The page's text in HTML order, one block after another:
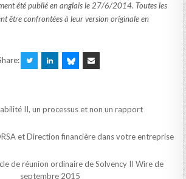
été publié en anglais le 27/6/2014. Toutes les
être confrontées à leur version originale en
II, un processus et non un rapport
et Direction financière dans votre entreprise
de réunion ordinaire de Solvency II Wire de
septembre 2015